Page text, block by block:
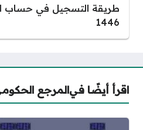
طريقة التسجيل في حساب
1446
اقرأ أيضًا فيالمرجع